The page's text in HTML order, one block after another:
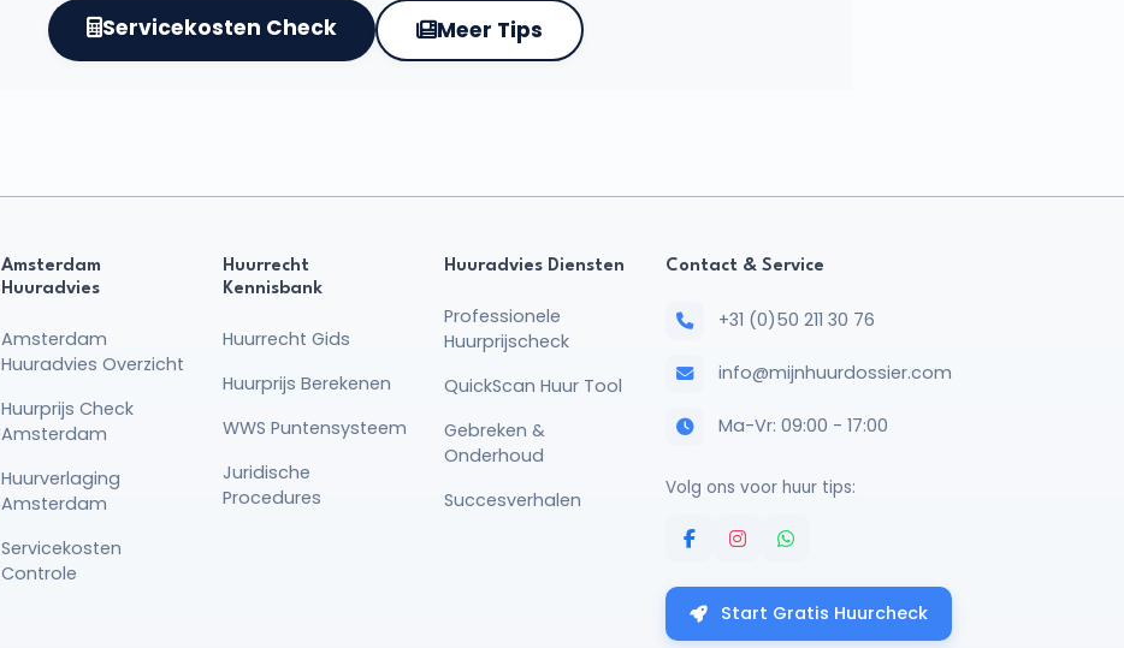
Servicekosten Check Meer Tips
Amsterdam
Huuradvies
Amsterdam
Huuradvies Overzicht
Huurprijs Check
Amsterdam
Huurverlaging
Amsterdam
Servicekosten
Controle
Huurrecht
Kennisbank
Huurrecht Gids
Huurprijs Berekenen
WWS Puntensysteem
Juridische
Procedures
Huuradvies Diensten
Professionele
Huurprijscheck
QuickScan Huur Tool
Gebreken &
Onderhoud
Succesverhalen
Contact & Service
+31 (0)50 211 30 76
info@mijnhuurdossier.com
Ma-Vr: 09:00 - 17:00
Volg ons voor huur tips:
Start Gratis Huurcheck